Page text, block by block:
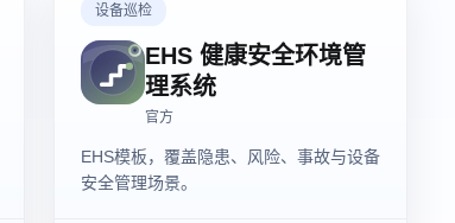
设备巡检
EHS 健康安全环境管
理系统
官方
EHS模板，覆盖隐患、风险、事故与设备
安全管理场景。